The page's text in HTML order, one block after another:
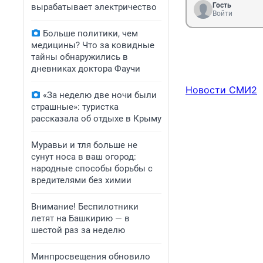
вырабатывает электричество
Больше политики, чем
медицины? Что за ковидные
тайны обнаружились в
дневниках доктора Фаучи
«За неделю две ночи были
страшные»: туристка
рассказала об отдыхе в Крыму
Муравьи и тля больше не
сунут носа в ваш огород:
народные способы борьбы с
вредителями без химии
Внимание! Беспилотники
летят на Башкирию — в
шестой раз за неделю
Минпросвещения обновило
Гость
Войти
Новости СМИ2